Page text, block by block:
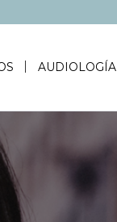
AUDIOLOGÍA